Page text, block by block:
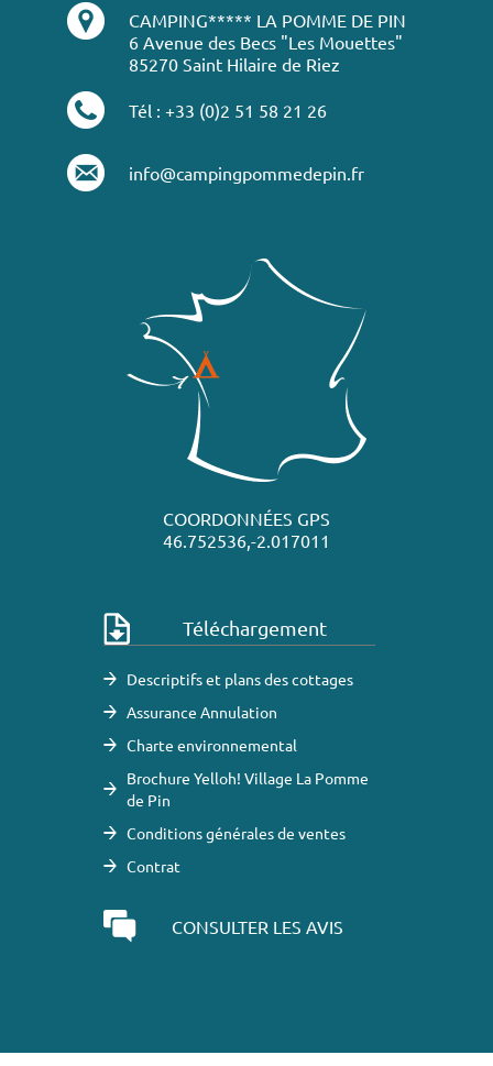
CAMPING***** LA POMME DE PIN
6 Avenue des Becs "Les Mouettes"
85270 Saint Hilaire de Riez
Tél : +33 (0)2 51 58 21 26
info@campingpommedepin.fr
COORDONNÉES GPS
46.752536,-2.017011
Téléchargement
Descriptifs et plans des cottages
Assurance Annulation
Charte environnemental
Brochure Yelloh! Village La Pomme
de Pin
Conditions générales de ventes
Contrat
CONSULTER LES AVIS